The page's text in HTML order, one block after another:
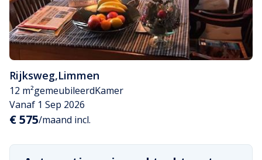
Rijksweg,Limmen
12 m²gemeubileerdKamer
Vanaf 1 Sep 2026
€ 575/maand incl.